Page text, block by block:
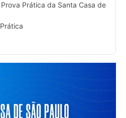
Prática da Santa Casa de